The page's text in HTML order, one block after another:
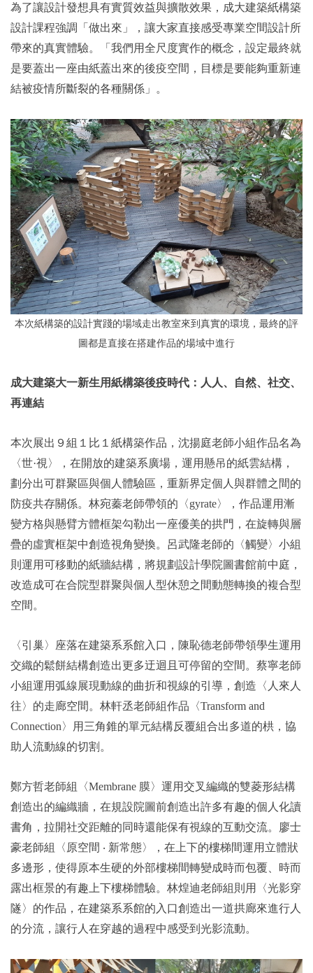
為了讓設計發想具有實質效益與擴散效果，成大建築紙構築
設計課程強調「做出來」，讓大家直接感受專業空間設計所
帶來的真實體驗。「我們用全尺度實作的概念，設定最終就
是要蓋出一座由紙蓋出來的後疫空間，目標是要能夠重新連
結被疫情所斷裂的各種關係」。
本次紙構築的設計實踐的場域走出教室來到真實的環境，最終的評
圖都是直接在搭建作品的場域中進行
成大建築大一新生用紙構築後疫時代：人人、自然、社交、
再連結
本次展出９組１比１紙構築作品，沈揚庭老師小組作品名為
〈世·視〉，在開放的建築系廣場，運用懸吊的紙雲結構，
劃分出可群聚區與個人體驗區，重新界定個人與群體之間的
防疫共存關係。林宛蓁老師帶領的〈gyrate〉，作品運用漸
變方格與懸臂方體框架勾勒出一座優美的拱門，在旋轉與層
疊的虛實框架中創造視角變換。呂武隆老師的〈觸變〉小組
則運用可移動的紙牆結構，將規劃設計學院圖書館前中庭，
改造成可在合院型群聚與個人型休憩之間動態轉換的複合型
空間。
〈引巢〉座落在建築系系館入口，陳恥德老師帶領學生運用
交織的鬆餅結構創造出更多迂迴且可停留的空間。蔡寧老師
小組運用弧線展現動線的曲折和視線的引導，創造〈人來人
往〉的走廊空間。林軒丞老師組作品〈Transform and
Connection〉用三角錐的單元結構反覆組合出多道的栱，協
助人流動線的切割。
鄭方哲老師組〈Membrane 膜〉運用交叉編織的雙菱形結構
創造出的編織牆，在規設院圖前創造出許多有趣的個人化讀
書角，拉開社交距離的同時還能保有視線的互動交流。廖士
豪老師組〈原空間 ‧ 新常態〉，在上下的樓梯間運用立體狀
多邊形，使得原本生硬的外部樓梯間轉變成時而包覆、時而
露出框景的有趣上下樓梯體驗。林煌迪老師組則用〈光影穿
隧〉的作品，在建築系系館的入口創造出一道拱廊來進行人
的分流，讓行人在穿越的過程中感受到光影流動。